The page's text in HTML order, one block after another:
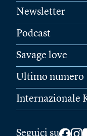
Newsletter
Podcast
Savage love
Ultimo numero
Internazionale
Seguici su